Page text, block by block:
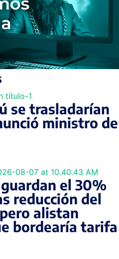
se trasladarían
ministro de
el 30%
reducción del
alistan
bordearía tarifa